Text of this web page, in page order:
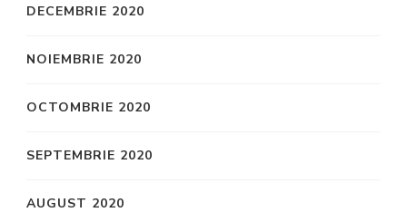
DECEMBRIE 2020
NOIEMBRIE 2020
OCTOMBRIE 2020
SEPTEMBRIE 2020
AUGUST 2020